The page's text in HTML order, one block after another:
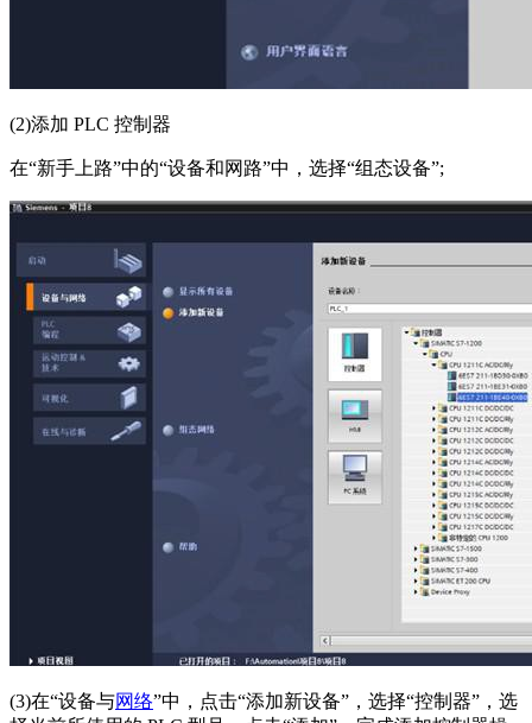
(2)添加 PLC 控制器
在“新手上路”中的“设备和网路”中，选择“组态设备”;
(3)在“设备与网络”中，点击“添加新设备”，选择“控制器”，选